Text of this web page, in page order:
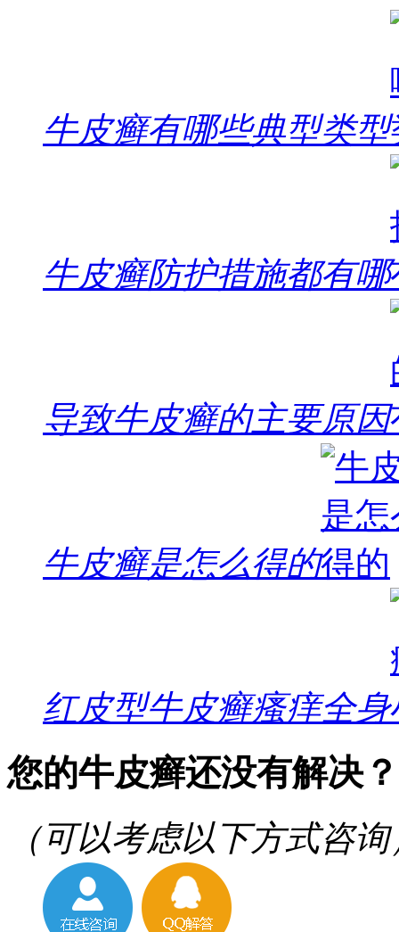
牛皮癣有哪些典型类型
牛皮癣防护措施都有哪
导致牛皮癣的主要原因
牛皮癣是怎么得的
红皮型牛皮癣瘙痒全身
您的牛皮癣还没有解决？
（可以考虑以下方式咨询